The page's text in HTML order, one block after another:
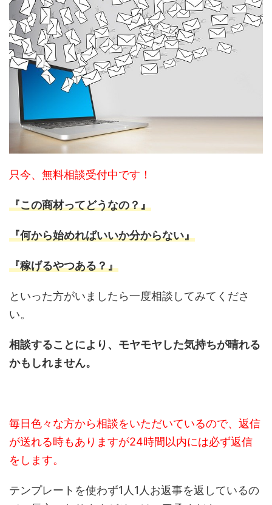
只今、無料相談受付中です！
『この商材ってどうなの？』
『何から始めればいいか分からない』
『稼げるやつある？』
といった方がいましたら一度相談してみてくださ
い。
相談することにより、モヤモヤした気持ちが晴れる
かもしれません。
毎日色々な方から相談をいただいているので、返信
が送れる時もありますが24時間以内には必ず返信
をします。
テンプレートを使わず1人1人お返事を返しているの